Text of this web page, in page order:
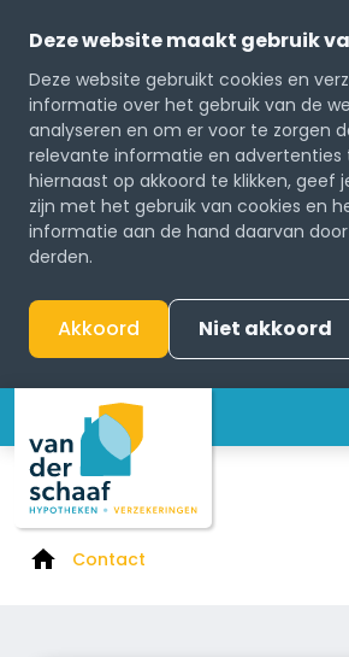
Deze website maakt gebruik
Deze website gebruikt cookies en
informatie over het gebruik van de
analyseren en om er voor te zorgen
relevante informatie en advertenties
hiernaast op akkoord te klikken, geef
zijn met het gebruik van cookies en
informatie aan de hand daarvan
derden.
Akkoord Niet akkoord
Contact